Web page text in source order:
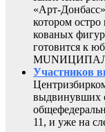
«Арт-
котором остро
кованых
готовится к
Участников
выдвинувших
11, и уже на